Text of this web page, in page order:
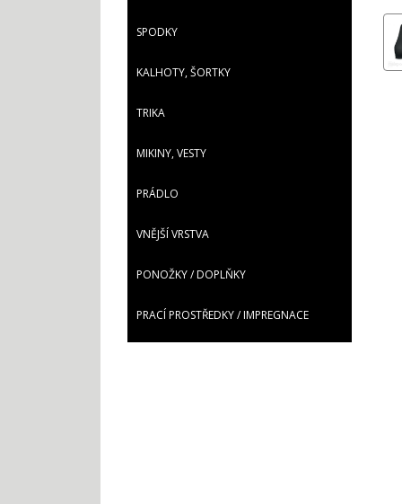
SPODKY
KALHOTY, ŠORTKY
TRIKA
MIKINY, VESTY
PRÁDLO
VNĚJŠÍ VRSTVA
PONOŽKY / DOPLŇKY
PRACÍ PROSTŘEDKY / IMPREGNACE